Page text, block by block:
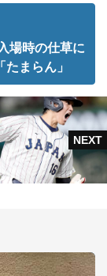
場時の仕草に
まらん」